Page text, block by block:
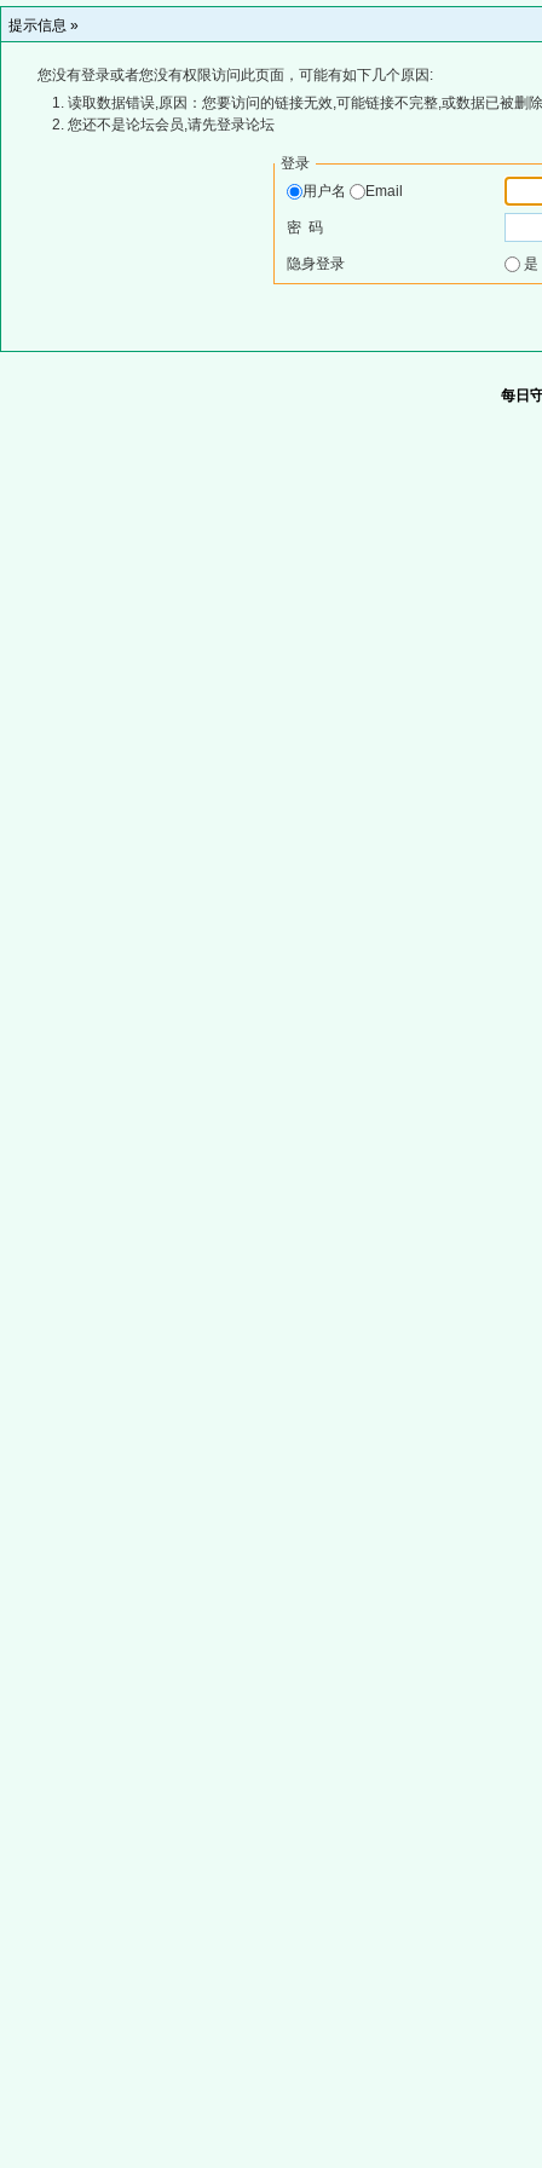
提示信息 »
您没有登录或者您没有权限访问此页面，可能有如下几个原因:
读取数据错误,原因：您要访问的链接无效,可能链接不完整,或数据已被删
您还不是论坛会员,请先登录论坛
登录
用户名
Email
密 码
隐身登录
每日